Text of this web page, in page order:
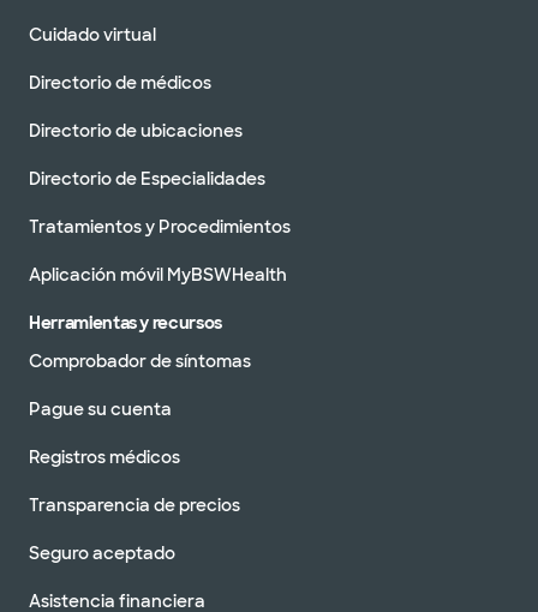
Cuidado virtual
Directorio de médicos
Directorio de ubicaciones
Directorio de Especialidades
Tratamientos y Procedimientos
Aplicación móvil MyBSWHealth
Herramientas y recursos
Comprobador de síntomas
Pague su cuenta
Registros médicos
Transparencia de precios
Seguro aceptado
Asistencia financiera